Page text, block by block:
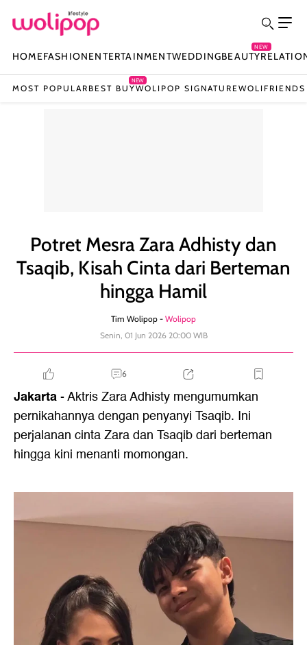
HOMEFASHIONENTERTAINMENTWEDDINGBEAUTY
NEW
MOST POPULAR BEST BUY
NEW
WOLIPOP SIGNATUREWOLIFRIENDS
Potret Mesra Zara Adhisty dan
Tsaqib, Kisah Cinta dari Berteman
hingga Hamil
Tim Wolipop - Wolipop
Senin, 01 Jun 2026 20:00 WIB
6
Jakarta- Aktris Zara Adhisty mengumumkan
pernikahannya dengan penyanyi Tsaqib. Ini
perjalanan cinta Zara dan Tsaqib dari berteman
hingga kini menanti momongan.